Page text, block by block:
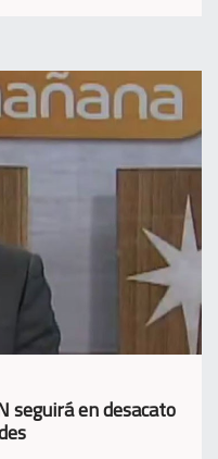
seguirá en desacato